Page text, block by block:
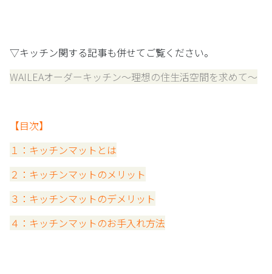
▽キッチン関する記事も併せてご覧ください。
WAILEAオーダーキッチン～理想の住生活空間を求めて～
【目次】
１：キッチンマットとは
２：キッチンマットのメリット
３： キッチンマットのデメリット
４：キッチンマットのお手入れ方法